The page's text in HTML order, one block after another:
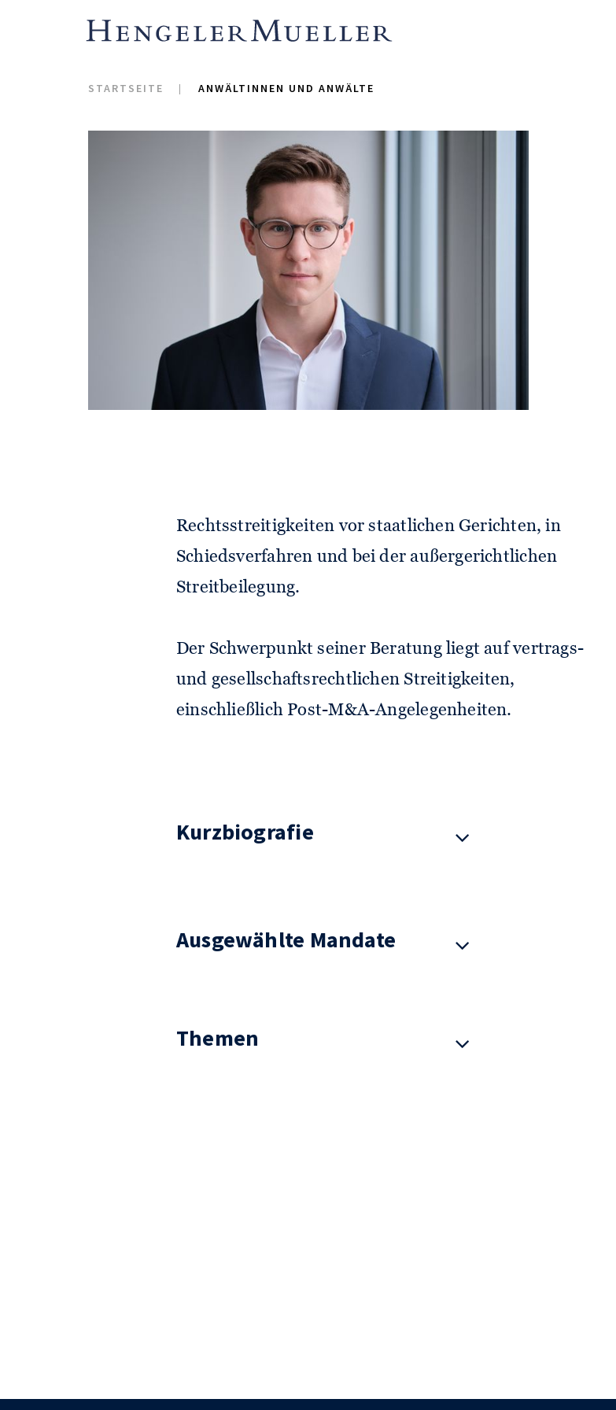
STARTSEITE ANWÄLTINNEN UND ANWÄLTE
Rechtsstreitigkeiten vor staatlichen Gerichten, in
Schiedsverfahren und bei der außergerichtlichen
Streitbeilegung.
Der Schwerpunkt seiner Beratung liegt auf vertrags-
und gesellschaftsrechtlichen Streitigkeiten,
einschließlich Post-M&A-Angelegenheiten.
Kurzbiografie
Ausgewählte Mandate
Themen